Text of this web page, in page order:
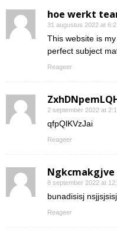
hoe werkt
31 augustus 2022 at
This website is
perfect subject
Reageer
2 september 2022 at
qfpQlKVzJai
Reageer
Ngkcmakgjve
8 september 2022 at
bunadisisj
Reageer